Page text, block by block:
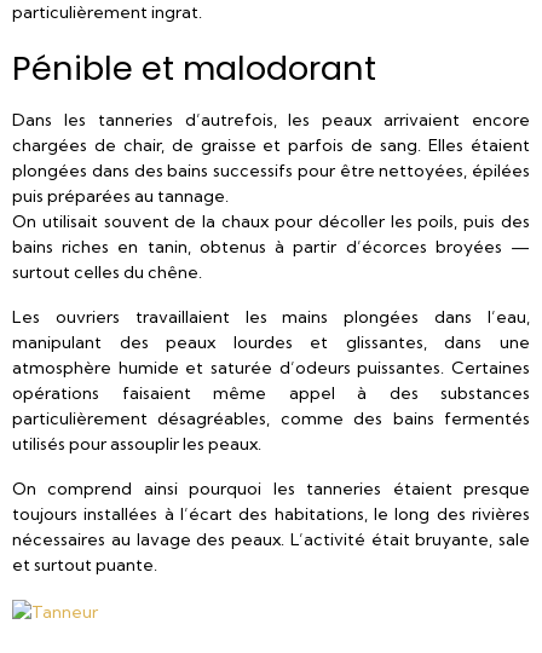
particulièrement ingrat.
Pénible et malodorant
Dans les tanneries d’autrefois, les peaux arrivaient encore
chargées de chair, de graisse et parfois de sang. Elles étaient
plongées dans des bains successifs pour être nettoyées, épilées
puis préparées au tannage.
On utilisait souvent de la chaux pour décoller les poils, puis des
bains riches en tanin, obtenus à partir d’écorces broyées —
surtout celles du chêne.
Les ouvriers travaillaient les mains plongées dans l’eau,
manipulant des peaux lourdes et glissantes, dans une
atmosphère humide et saturée d’odeurs puissantes. Certaines
opérations faisaient même appel à des substances
particulièrement désagréables, comme des bains fermentés
utilisés pour assouplir les peaux.
On comprend ainsi pourquoi les tanneries étaient presque
toujours installées à l’écart des habitations, le long des rivières
nécessaires au lavage des peaux. L’activité était bruyante, sale
et surtout puante.